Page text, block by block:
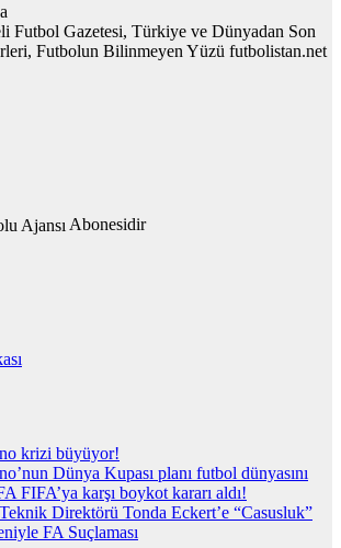
Futbol Gazetesi, Türkiye ve Dünyadan Son
Futbolun Bilinmeyen Yüzü futbolistan.net
Abonesidir
krizi büyüyor!
Dünya Kupası planı futbol dünyasını
FIFA’ya karşı boykot kararı aldı!
Direktörü Tonda Eckert’e “Casusluk”
FA Suçlaması